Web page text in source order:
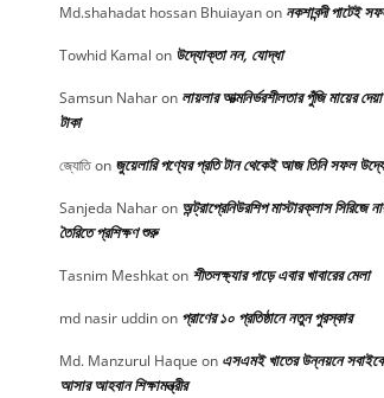
Md.shahadat hossan Bhuiayanon নকশাবন্দী পাটেই
Towhid Kamal on উদ্যোক্তা নন, যোদ্ধা
Samsun Naharon লায়লার আত্মনির্ভরশীলতার পুঁজি মায়ের
টাকা
জ্যোতিon জুয়েলারি পণ্যের প্রতি টান থেকেই আজ তিনি সফল
Sanjeda Naharon অন্ট্রাপ্রেনিউরশিপ মাস্টারক্লাস সিরিজে
তৈরিতে প্রশিক্ষণ শুরু
Tasnim Meshkaton শীতলক্ষ্যার পাড়ে এবার খাবারের মেলা
md nasir uddinon প্রাণের ১০ প্রতিষ্ঠানে নতুন পুরস্কার
Md. Manzurul Haque on এসএমই খাতের উন্নয়নে
আসার আহবান শিক্ষামন্ত্রীর